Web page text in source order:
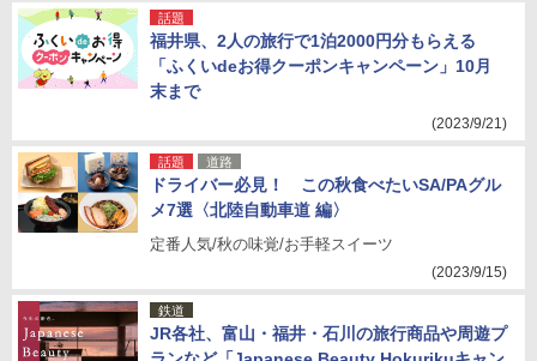
話題
福井県、2人の旅行で1泊2000円分もらえる
「ふくいdeお得クーポンキャンペーン」10月
末まで
(2023/9/21)
話題 道路
ドライバー必見！ この秋食べたいSA/PAグル
メ7選〈北陸自動車道 編〉
定番人気/秋の味覚/お手軽スイーツ
(2023/9/15)
鉄道
JR各社、富山・福井・石川の旅行商品や周遊プ